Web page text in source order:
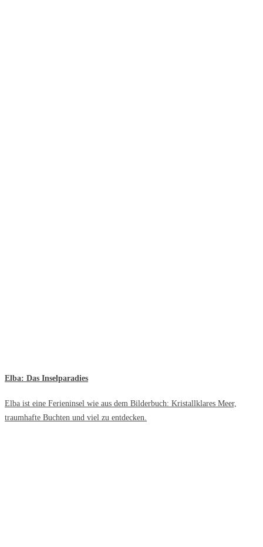
Elba: Das Inselparadies
Elba ist eine Ferieninsel wie aus dem Bilderbuch: Kristallklares Meer,
traumhafte Buchten und viel zu entdecken.